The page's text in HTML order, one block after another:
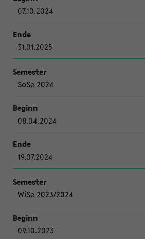
07.10.2024
31.01.2025
SoSe 2024
08.04.2024
19.07.2024
WiSe 2023/2024
09.10.2023